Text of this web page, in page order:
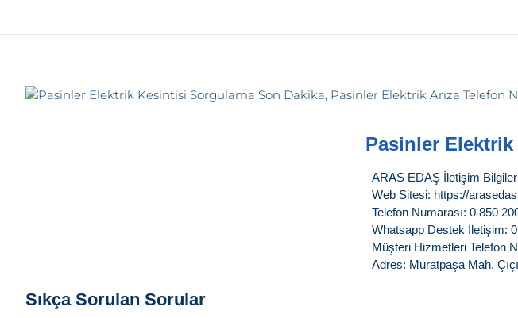
Pasinler
ARAS EDAŞ İletişim
Web Sitesi: https://
Telefon Numarası: 0 850
Whatsapp Destek İletişim:
Müşteri Hizmetleri Telefon
Adres: Muratpaşa Mah.
Sıkça Sorulan Sorular